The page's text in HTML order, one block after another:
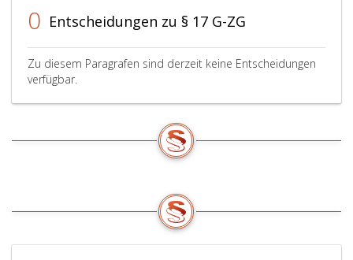
0 Entscheidungen zu § 17 G-ZG
Zu diesem Paragrafen sind derzeit keine Entscheidungen
verfügbar.